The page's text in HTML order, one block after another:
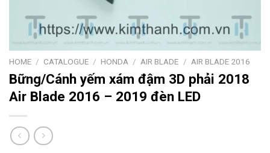
HOME / CATALOGUE / HONDA / AIR BLADE / AIR BLADE 2016
Bững/Cánh yếm xám đậm 3D phải 2018
Air Blade 2016 – 2019 đèn LED